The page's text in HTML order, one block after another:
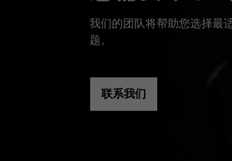
我们的团队将帮助您选择最
题。
联系我们